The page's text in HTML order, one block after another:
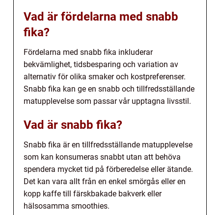
Vad är fördelarna med snabb
fika?
Fördelarna med snabb fika inkluderar
bekvämlighet, tidsbesparing och variation av
alternativ för olika smaker och kostpreferenser.
Snabb fika kan ge en snabb och tillfredsställande
matupplevelse som passar vår upptagna livsstil.
Vad är snabb fika?
Snabb fika är en tillfredsställande matupplevelse
som kan konsumeras snabbt utan att behöva
spendera mycket tid på förberedelse eller ätande.
Det kan vara allt från en enkel smörgås eller en
kopp kaffe till färskbakade bakverk eller
hälsosamma smoothies.